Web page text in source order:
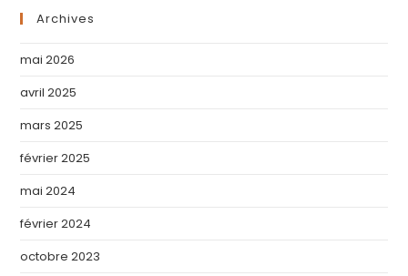
Archives
mai 2026
avril 2025
mars 2025
février 2025
mai 2024
février 2024
octobre 2023